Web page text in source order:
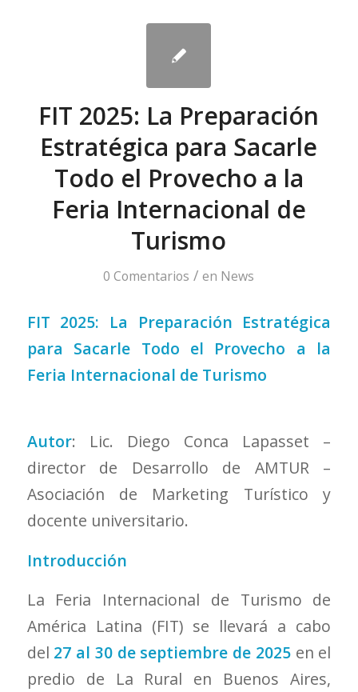
FIT 2025: La Preparación
Estratégica para Sacarle
Todo el Provecho a la
Feria Internacional de
Turismo
0 Comentarios / en News
FIT 2025: La Preparación Estratégica
para Sacarle Todo el Provecho a la
Feria Internacional de Turismo
Autor: Lic. Diego Conca Lapasset –
director de Desarrollo de AMTUR –
Asociación de Marketing Turístico y
docente universitario.
Introducción
La Feria Internacional de Turismo de
América Latina (FIT) se llevará a cabo
del 27 al 30 de septiembre de 2025en el
predio de La Rural en Buenos Aires,